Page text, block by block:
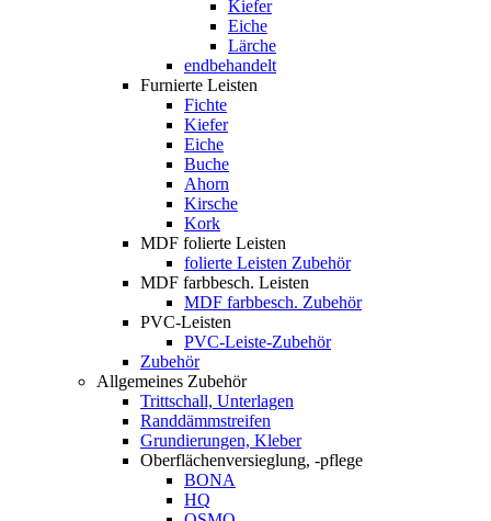
Kiefer
Eiche
Lärche
endbehandelt
Furnierte Leisten
Fichte
Kiefer
Eiche
Buche
Ahorn
Kirsche
Kork
MDF folierte Leisten
folierte Leisten Zubehör
MDF farbbesch. Leisten
MDF farbbesch. Zubehör
PVC-Leisten
PVC-Leiste-Zubehör
Zubehör
Allgemeines Zubehör
Trittschall, Unterlagen
Randdämmstreifen
Grundierungen, Kleber
Oberflächenversieglung, -pflege
BONA
HQ